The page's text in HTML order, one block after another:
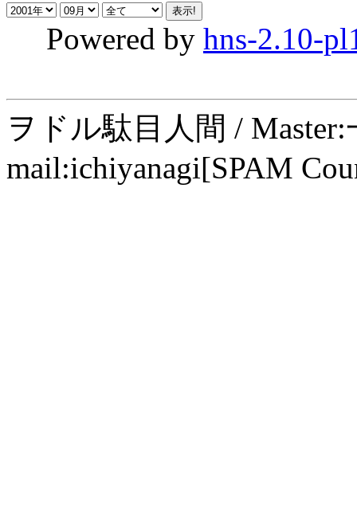
Powered by hns-2.10-
ヲドル駄目人間 /
mail:ichiyanagi[SPAM